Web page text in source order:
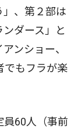
、第２部は
ダース」と
ンショー、
でもフラが楽
60人（事前